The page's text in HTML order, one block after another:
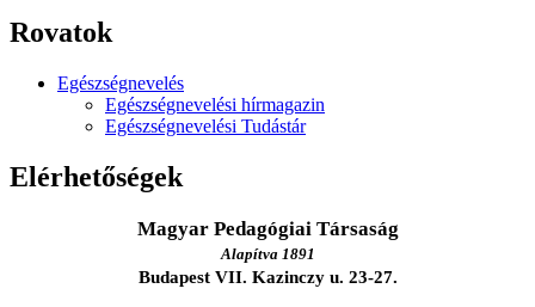
Rovatok
Egészségnevelés
Egészségnevelési hírmagazin
Egészségnevelési Tudástár
Elérhetőségek
Magyar Pedagógiai Társaság
Alapítva 1891
Budapest VII. Kazinczy u. 23-27.